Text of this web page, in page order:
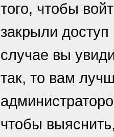
того, чтобы
закрыли
случае вы
так, то вам
чтобы